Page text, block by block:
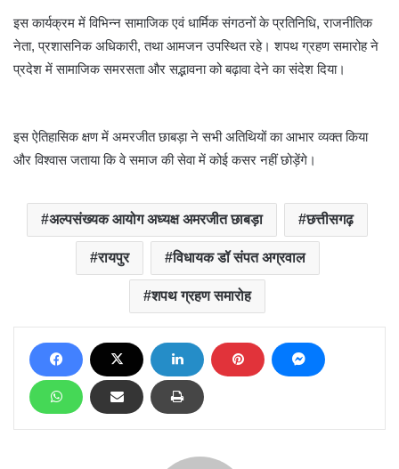
इस कार्यक्रम में विभिन्न सामाजिक एवं धार्मिक संगठनों के प्रतिनिधि, राजनीतिक
नेता, प्रशासनिक अधिकारी, तथा आमजन उपस्थित रहे। शपथ ग्रहण समारोह ने
प्रदेश में सामाजिक समरसता और सद्भावना को बढ़ावा देने का संदेश दिया।
इस ऐतिहासिक क्षण में अमरजीत छाबड़ा ने सभी अतिथियों का आभार व्यक्त किया
और विश्वास जताया कि वे समाज की सेवा में कोई कसर नहीं छोड़ेंगे।
अल्पसंख्यक आयोग अध्यक्ष अमरजीत छाबड़ा छत्तीसगढ़
रायपुर विधायक डॉ संपत अग्रवाल
शपथ ग्रहण समारोह